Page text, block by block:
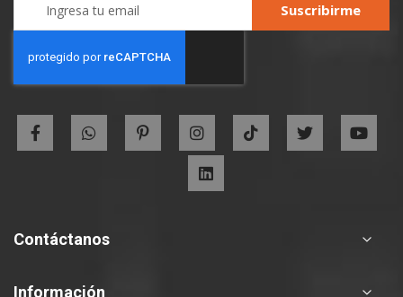
Contáctanos
Información
Newsletter:
Suscribirme